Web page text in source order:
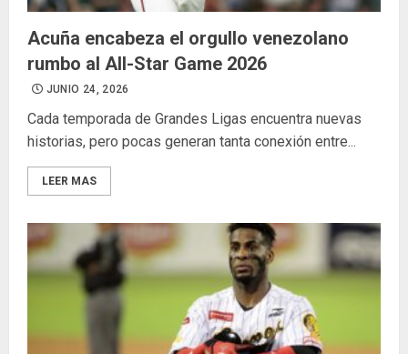
Acuña encabeza el orgullo venezolano
rumbo al All-Star Game 2026
JUNIO 24, 2026
Cada temporada de Grandes Ligas encuentra nuevas
historias, pero pocas generan tanta conexión entre...
LEER MAS